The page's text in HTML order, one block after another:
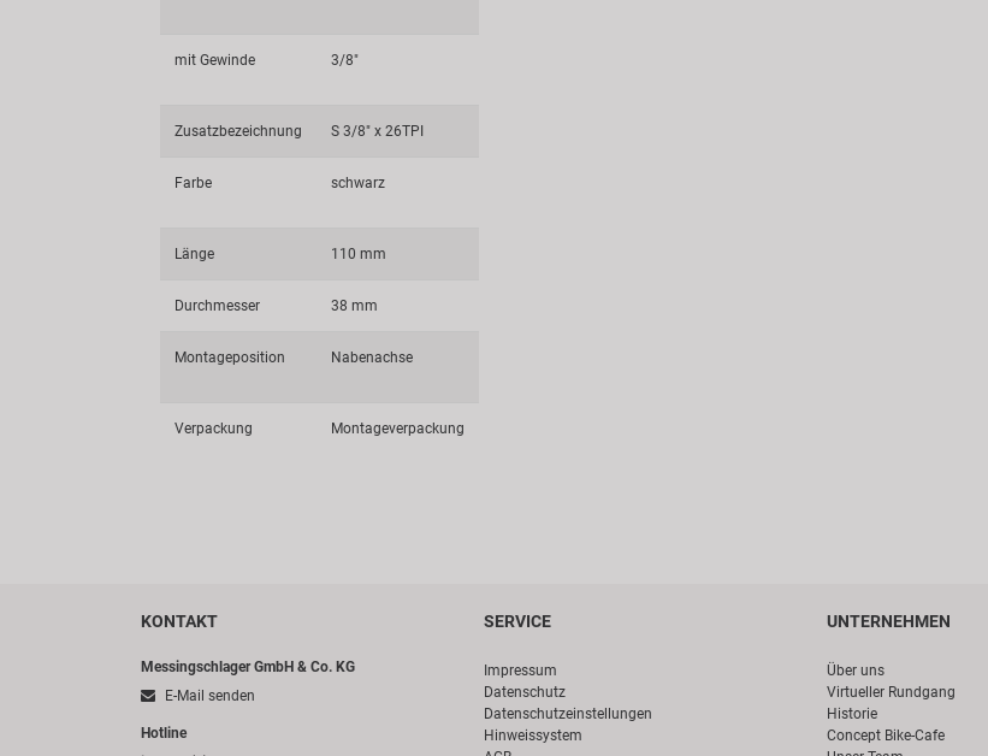
mit Gewinde 3/8"
Zusatzbezeichnung S 3/8" x 26TPI
Farbe schwarz
Länge 110 mm
Durchmesser 38 mm
Montageposition Nabenachse
Verpackung Montageverpackung
KONTAKT
Messingschlager GmbH & Co. KG
E-Mail senden
Hotline
SERVICE
Impressum
Datenschutz
Datenschutzeinstellungen
Hinweissystem
UNTERNEHMEN
Über uns
Virtueller Rundgang
Historie
Concept Bike-Cafe